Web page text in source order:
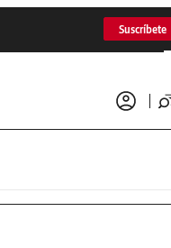
Suscríbete